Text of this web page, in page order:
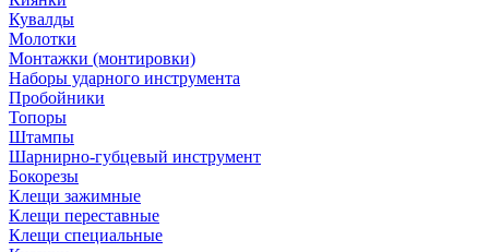
Кувалды
Молотки
Монтажки (монтировки)
Наборы ударного инструмента
Пробойники
Топоры
Штампы
Шарнирно-губцевый инструмент
Бокорезы
Клещи зажимные
Клещи переставные
Клещи специальные